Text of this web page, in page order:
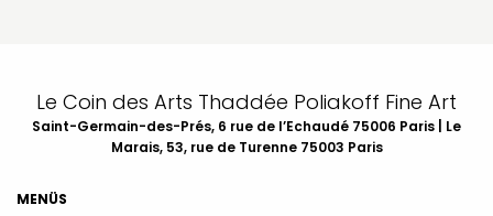
Le Coin des Arts Thaddée Poliakoff Fine Art
Saint-Germain-des-Prés, 6 rue de l’Echaudé 75006 Paris | Le
Marais, 53, rue de Turenne 75003 Paris
MENÜS